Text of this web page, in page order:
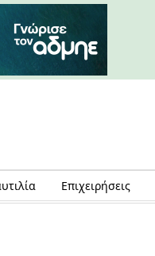
Επιχειρήσεις